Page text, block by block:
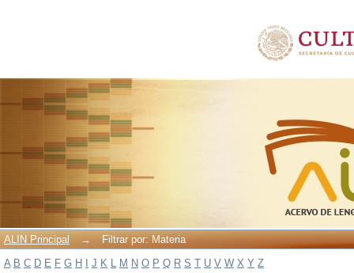
ALIN Principal →
Filtrar por: Materia
A B C D E F G H J K L M N O P Q R S T U V W X Y Z